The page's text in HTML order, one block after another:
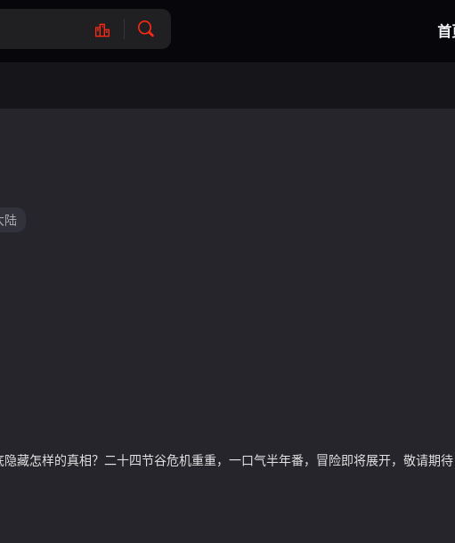
首
陆
藏怎样的真相？二十四节谷危机重重，一口气半年番，冒险即将展开，敬请期待